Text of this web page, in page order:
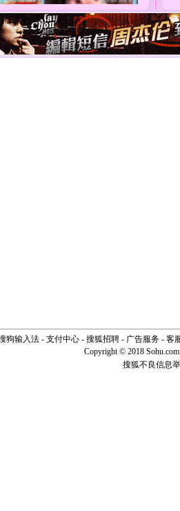
天都要快
[圣诞节]
如意,快
[元旦]看
断电。爱
狗输入法- 支付中心- 搜狐招聘- 广告服务- 客
Copyright © 2018
搜狐不良信息